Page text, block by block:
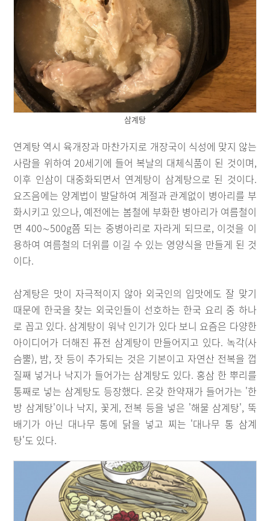
삼계탕
연계탕 역시 육개장과 마찬가지로 개장국이 식성에 맞지 않는
사람을 위하여 20세기에 들어 복날의 대체식품이 된 것이며,
이후 인삼이 대중화되면서 연계탕이 삼계탕으로 된 것이다.
요즈음에는 양계법이 발달하여 계절과 관계없이 병아리를 부
화시키고 있으나, 예전에는 봄철에 부화한 병아리가 여름철이
면 400∼500g쯤 되는 중병아리로 자라게 되므로, 이것을 이
용하여 여름철의 더위를 이길 수 있는 영양식을 만들게 된 것
이다.
삼계탕은 맛이 자극적이지 않아 외국인의 입맛에도 잘 맞기
때문에 한국을 찾는 외국인들이 선호하는 한국 요리 중 하나
로 꼽고 있다. 삼계탕이 워낙 인기가 있다 보니 요즘은 다양한
아이디어가 더해진 퓨전 삼계탕이 만들어지고 있다. 녹각(사
슴뿔), 밤, 잣 등이 추가되는 것은 기본이고 자연산 전복을 껍
질째 넣거나 낙지가 들어가는 삼계탕도 있다. 홍삼 한 뿌리를
통째로 넣는 삼계탕도 등장했다. 온갖 한약재가 들어가는 '한
방 삼계탕'이나 낙지, 꽃게, 전복 등을 넣은 '해물 삼계탕', 뚝
배기가 아닌 대나무 통에 닭을 넣고 찌는 '대나무 통 삼계
탕'도 있다.